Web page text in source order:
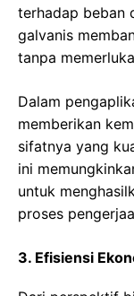
terhadap beban
galvanis
tanpa
Dalam
memberikan
sifatnya yang
ini
untuk
proses
3. Efisiensi